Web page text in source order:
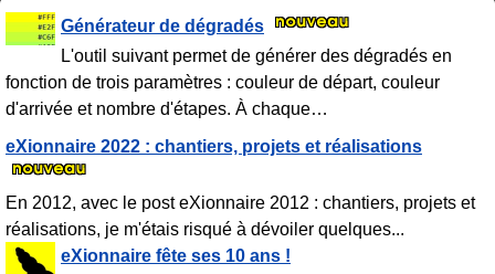
Générateur de dégradés
L'outil suivant permet de générer des dégradés en
fonction de trois paramètres : couleur de départ, couleur
d'arrivée et nombre d'étapes. À chaque…
eXionnaire 2022 : chantiers, projets et réalisations
En 2012, avec le post eXionnaire 2012 : chantiers, projets et
réalisations, je m'étais risqué à dévoiler quelques...
eXionnaire fête ses 10 ans !